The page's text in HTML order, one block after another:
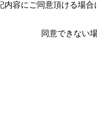
く中止または内容を変更す
ご了承ください。
内容にご同意頂ける場
同意できない